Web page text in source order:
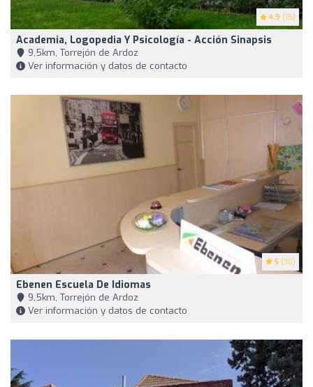
4.9 (15)
Academia, Logopedia Y Psicología - Acción Sinapsis
9,5km, Torrejón de Ardoz
Ver información y datos de contacto
5 (30)
Ebenen Escuela De Idiomas
9,5km, Torrejón de Ardoz
Ver información y datos de contacto